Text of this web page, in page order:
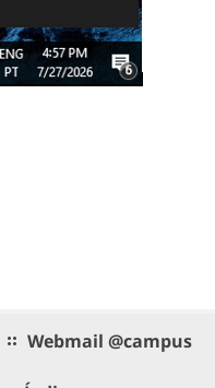
Webmail @campus